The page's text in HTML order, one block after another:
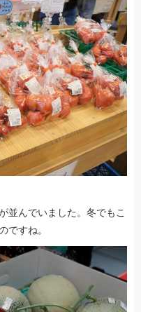
並んでいました。冬でもこ
ですね。